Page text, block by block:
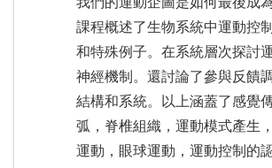
我們的運動企圖是如何最後成
課程概述了生物系統中運動控
和特殊例子。在系統層次探討
神經機制。還討論了參與反饋
結構和系統。以上涵蓋了感覺
弧，脊椎組織，運動模式產生
運動，眼球運動，運動控制的